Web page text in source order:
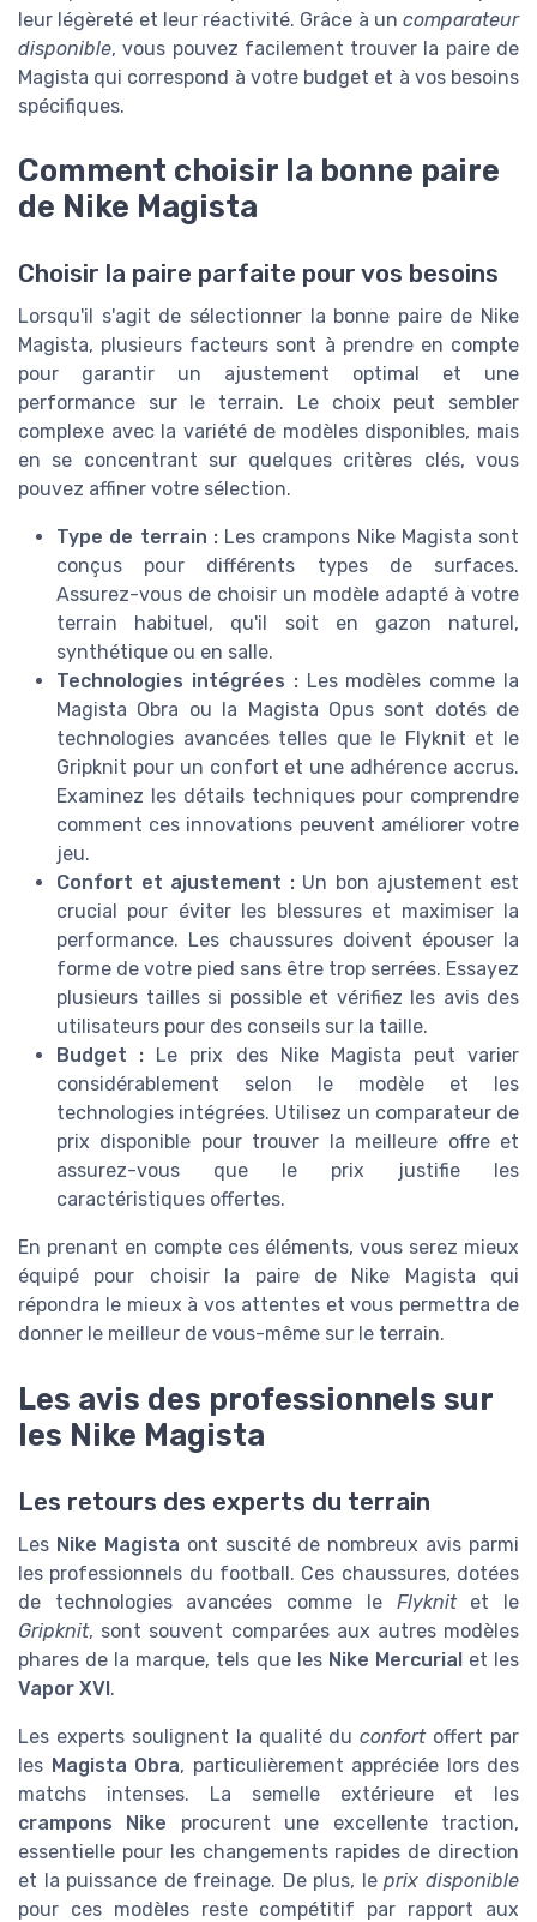
leur légèreté et leur réactivité. Grâce à un comparateur
disponible, vous pouvez facilement trouver la paire de
Magista qui correspond à votre budget et à vos besoins
spécifiques.
Comment choisir la bonne paire
de Nike Magista
Choisir la paire parfaite pour vos besoins
Lorsqu'il s'agit de sélectionner la bonne paire de Nike
Magista, plusieurs facteurs sont à prendre en compte
pour garantir un ajustement optimal et une
performance sur le terrain. Le choix peut sembler
complexe avec la variété de modèles disponibles, mais
en se concentrant sur quelques critères clés, vous
pouvez affiner votre sélection.
Type de terrain :Les crampons Nike Magista sont
conçus pour différents types de surfaces.
Assurez-vous de choisir un modèle adapté à votre
terrain habituel, qu'il soit en gazon naturel,
synthétique ou en salle.
Technologies intégrées :Les modèles comme la
Magista Obra ou la Magista Opus sont dotés de
technologies avancées telles que le Flyknit et le
Gripknit pour un confort et une adhérence accrus.
Examinez les détails techniques pour comprendre
comment ces innovations peuvent améliorer votre
jeu.
Confort et ajustement :Un bon ajustement est
crucial pour éviter les blessures et maximiser la
performance. Les chaussures doivent épouser la
forme de votre pied sans être trop serrées. Essayez
plusieurs tailles si possible et vérifiez les avis des
utilisateurs pour des conseils sur la taille.
Budget : Le prix des Nike Magista peut varier
considérablement selon le modèle et les
technologies intégrées. Utilisez un comparateur de
prix disponible pour trouver la meilleure offre et
assurez-vous que le prix justifie les
caractéristiques offertes.
En prenant en compte ces éléments, vous serez mieux
équipé pour choisir la paire de Nike Magista qui
répondra le mieux à vos attentes et vous permettra de
donner le meilleur de vous-même sur le terrain.
Les avis des professionnels sur
les Nike Magista
Les retours des experts du terrain
Les Nike Magista ont suscité de nombreux avis parmi
les professionnels du football. Ces chaussures, dotées
de technologies avancées comme le Flyknitet le
Gripknit, sont souvent comparées aux autres modèles
phares de la marque, tels que les Nike Mercurialet les
Vapor XVI.
Les experts soulignent la qualité duconfortoffert par
les Magista Obra, particulièrement appréciée lors des
matchs intenses. La semelle extérieure et les
crampons Nike procurent une excellente traction,
essentielle pour les changements rapides de direction
et la puissance de freinage. De plus, leprix disponible
pour ces modèles reste compétitif par rapport aux